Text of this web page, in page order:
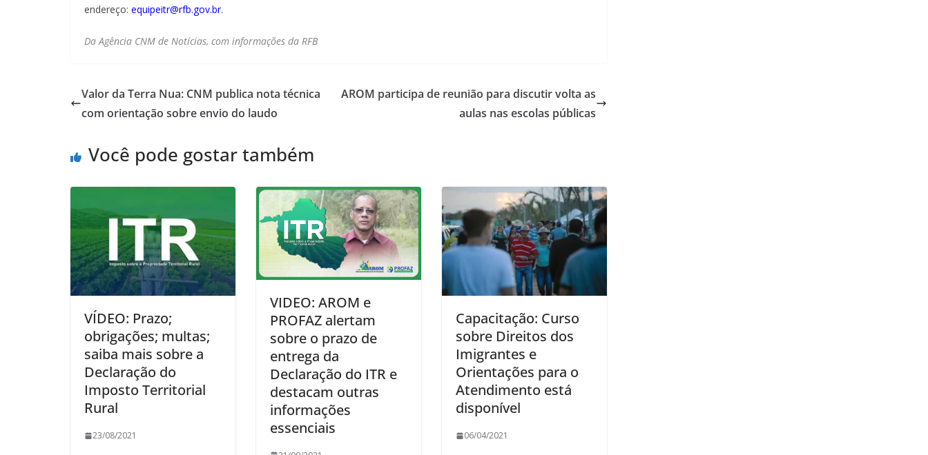
endereço: equipeitr@rfb.gov.br.
Da Agência CNM de Notícias, com informações da RFB
Valor da Terra Nua: CNM publica nota técnica
com orientação sobre envio do laudo
AROM participa de reunião para discutir volta as
aulas nas escolas públicas
Você pode gostar também
VÍDEO: Prazo;
obrigações; multas;
saiba mais sobre a
Declaração do
Imposto Territorial
Rural
23/08/2021
VIDEO: AROM e
PROFAZ alertam
sobre o prazo de
entrega da
Declaração do ITR e
destacam outras
informações
essenciais
Capacitação: Curso
sobre Direitos dos
Imigrantes e
Orientações para o
Atendimento está
disponível
06/04/2021